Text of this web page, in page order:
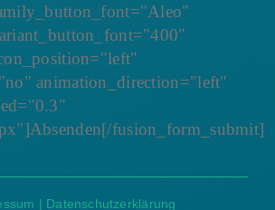
animation_direction="left"
fusion_form_submit]
| Datenschutzerklärung